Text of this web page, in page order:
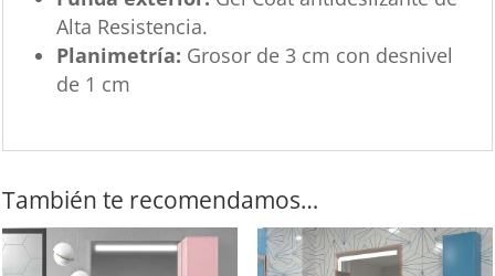
Alta Resistencia.
Planimetría: Grosor de 3 cm con desnivel
de 1 cm
También te recomendamos…